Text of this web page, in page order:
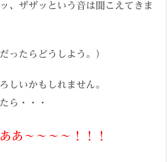
、ザザッという音は聞こえてきま
ったらどうしよう。）
しいかもしれません。
ら・・・
あ～～～～！！！